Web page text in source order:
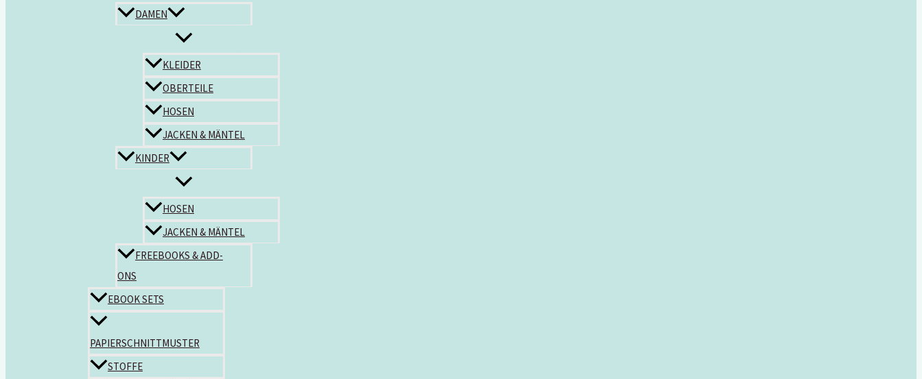
DAMEN
KLEIDER
OBERTEILE
HOSEN
JACKEN & MÄNTEL
KINDER
HOSEN
JACKEN & MÄNTEL
FREEBOOKS & ADD-
ONS
EBOOK SETS
PAPIERSCHNITTMUSTER
STOFFE